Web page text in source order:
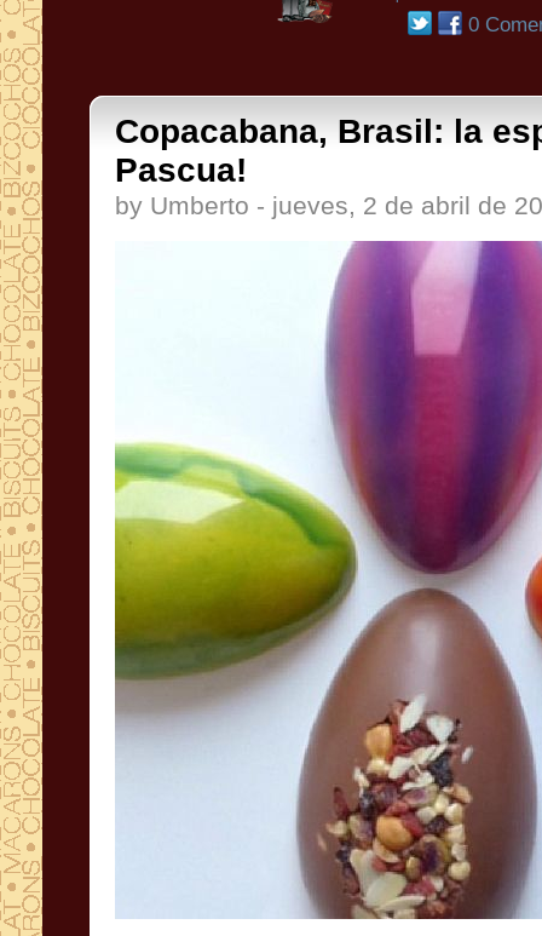
0
Copacabana, Brasil: la
Pascua!
by Umberto - jueves, 2 de abril de